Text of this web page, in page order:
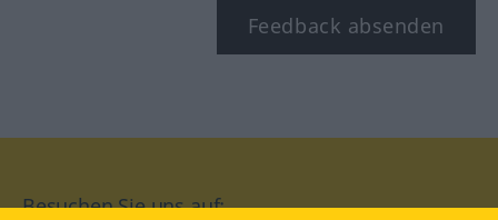
Feedback absenden
Besuchen Sie uns auf: